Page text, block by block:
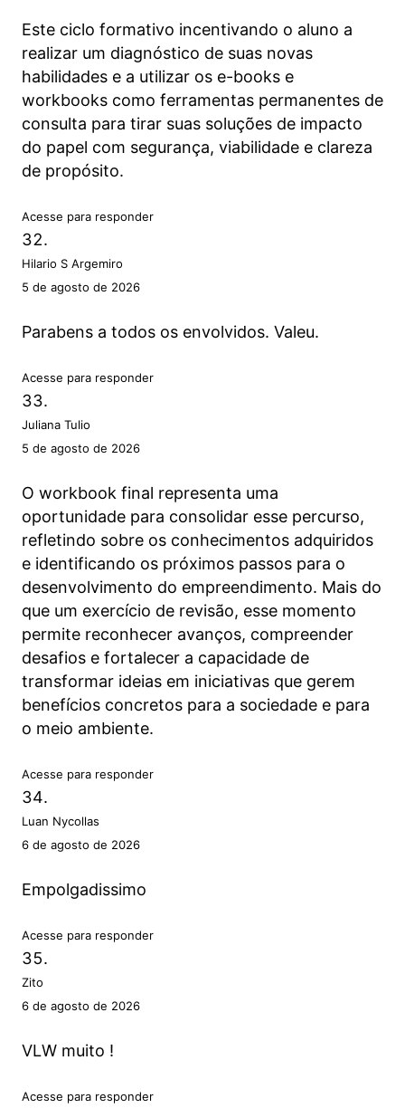
Este ciclo formativo incentivando o aluno a
realizar um diagnóstico de suas novas
habilidades e a utilizar os e-books e
workbooks como ferramentas permanentes de
consulta para tirar suas soluções de impacto
do papel com segurança, viabilidade e clareza
de propósito.
Acesse para responder
Hilario S Argemiro
5 de agosto de 2026
Parabens a todos os envolvidos. Valeu.
Acesse para responder
Juliana Tulio
5 de agosto de 2026
O workbook final representa uma
oportunidade para consolidar esse percurso,
refletindo sobre os conhecimentos adquiridos
e identificando os próximos passos para o
desenvolvimento do empreendimento. Mais do
que um exercício de revisão, esse momento
permite reconhecer avanços, compreender
desafios e fortalecer a capacidade de
transformar ideias em iniciativas que gerem
benefícios concretos para a sociedade e para
o meio ambiente.
Acesse para responder
Luan Nycollas
6 de agosto de 2026
Empolgadissimo
Acesse para responder
Zito
6 de agosto de 2026
VLW muito !
Acesse para responder